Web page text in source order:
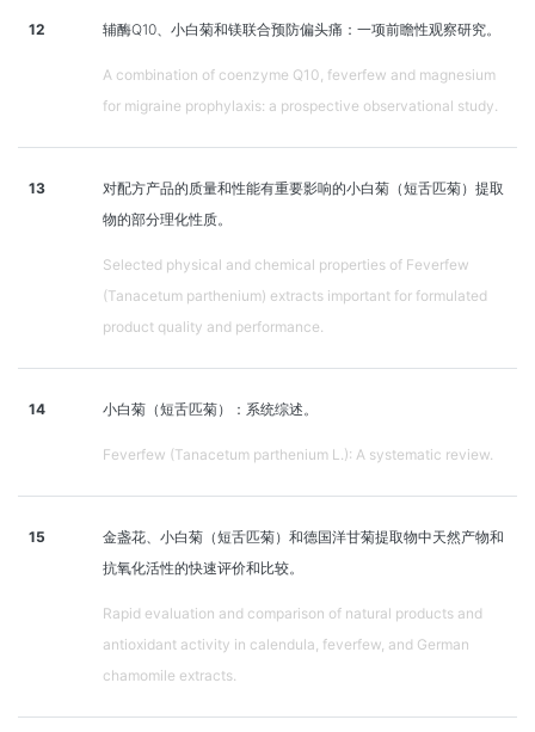
12 辅酶Q10、小白菊和镁联合预防偏头痛：一项前瞻性观察研究。
A combination of coenzyme Q10, feverfew and magnesium
for migraine prophylaxis: a prospective observational study.
13
对配方产品的质量和性能有重要影响的小白菊（短舌匹菊）提取
物的部分理化性质。
Selected physical and chemical properties of Feverfew
(Tanacetum parthenium) extracts important for formulated
product quality and performance.
14 小白菊（短舌匹菊）：系统综述。
Feverfew (Tanacetum parthenium L.): A systematic review.
15
金盏花、小白菊（短舌匹菊）和德国洋甘菊提取物中天然产物和
抗氧化活性的快速评价和比较。
Rapid evaluation and comparison of natural products and
antioxidant activity in calendula, feverfew, and German
chamomile extracts.